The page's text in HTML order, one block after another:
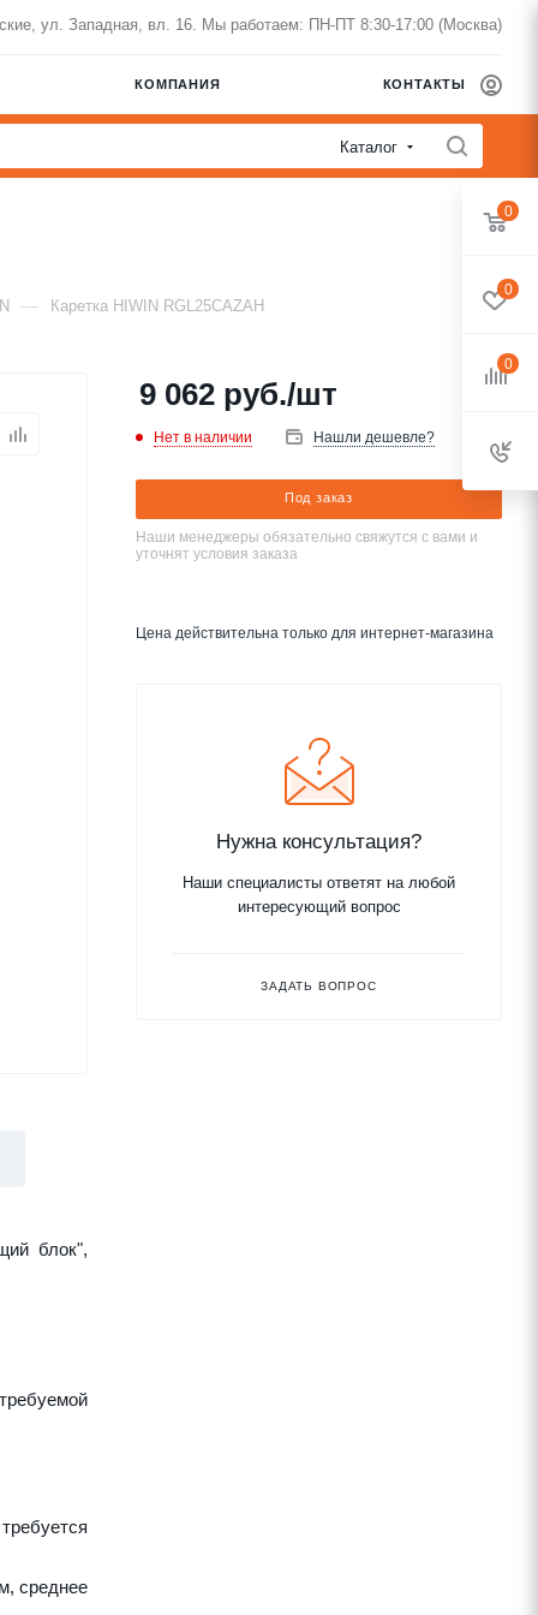
ул. Западная, вл. 16. Мы работаем: ПН-ПТ 8:30-17:00 (Москва)
КОМПАНИЯ КОНТАКТЫ
Каталог
— Каретка HIWIN RGL25CAZAH
блок",
среднее
9 062 руб./шт
Нет в наличии Нашли дешевле?
Под заказ
Наши менеджеры обязательно свяжутся с вами и
уточнят условия заказа
Цена действительна только для интернет-магазина
Нужна консультация?
Наши специалисты ответят на любой
интересующий вопрос
ЗАДАТЬ ВОПРОС
0
0
0